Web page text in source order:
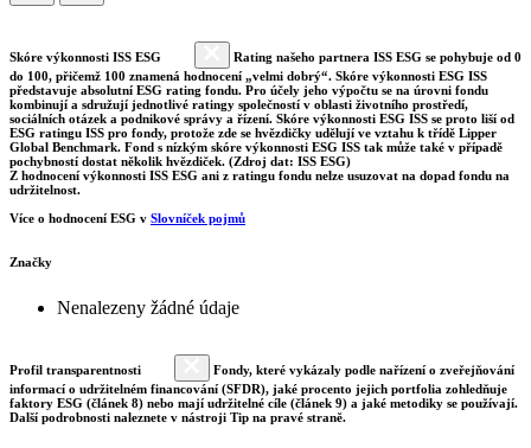
Skóre výkonnosti ISS ESG
Rating našeho partnera ISS ESG se pohybuje od 0
do 100, přičemž 100 znamená hodnocení „velmi dobrý“. Skóre výkonnosti ESG ISS
představuje absolutní ESG rating fondu. Pro účely jeho výpočtu se na úrovni fondu
kombinují a sdružují jednotlivé ratingy společností v oblasti životního prostředí,
sociálních otázek a podnikové správy a řízení. Skóre výkonnosti ESG ISS se proto liší od
ESG ratingu ISS pro fondy, protože zde se hvězdičky udělují ve vztahu k třídě Lipper
Global Benchmark. Fond s nízkým skóre výkonnosti ESG ISS tak může také v případě
pochybností dostat několik hvězdiček. (Zdroj dat: ISS ESG)
Z hodnocení výkonnosti ISS ESG ani z ratingu fondu nelze usuzovat na dopad fondu na
udržitelnost.
Více o hodnocení ESG v Slovníček pojmů
Značky
Nenalezeny žádné údaje
Profil transparentnosti
Fondy, které vykázaly podle nařízení o zveřejňování
informací o udržitelném financování (SFDR), jaké procento jejich portfolia zohledňuje
faktory ESG (článek 8) nebo mají udržitelné cíle (článek 9) a jaké metodiky se používají.
Další podrobnosti naleznete v nástroji Tip na pravé straně.